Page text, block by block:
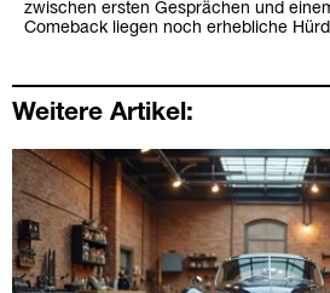
zwischen ersten Gesprächen und
Comeback liegen noch erhebliche
Weitere Artikel: